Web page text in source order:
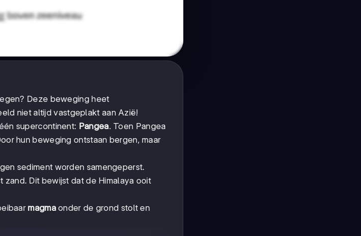
Deze beweging heet
niet altijd vastgeplakt aan Azië!
supercontinent: Pangea. Toen Pangea
hun beweging ontstaan bergen, maar
sediment worden samengeperst.
Dit bewijst dat de Himalaya ooit
magmaonder de grond stolt en